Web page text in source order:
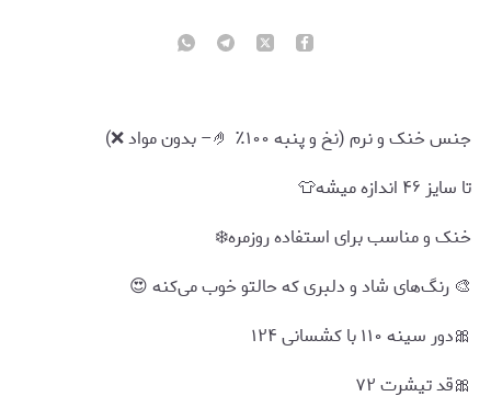
جنس خنک و نرم (نخ و پنبه ۱۰۰٪ 🤌– بدون مواد ❌️)
تا سایز ۴۶ اندازه میشه👕
خنک و مناسب برای استفاده روزمره❄️
🎨 رنگ‌های شاد و دلبری که حالتو خوب می‌کنه 😍
🎀دور سینه ۱۱۰ با کشسانی ۱۲۴
🎀قد تیشرت ۷۲